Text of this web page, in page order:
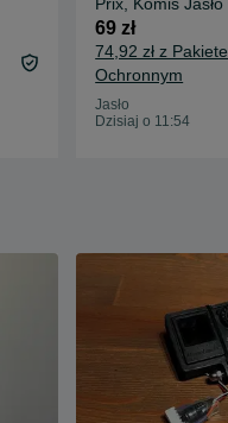
Prix, Komis
69 zł
74,92 zł z
Ochronnym
Jasło
Dzisiaj o 11:54